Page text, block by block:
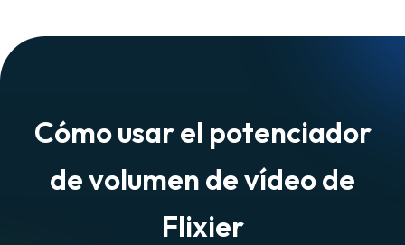
Cómo usar el potenciador
de volumen de vídeo de
Flixier